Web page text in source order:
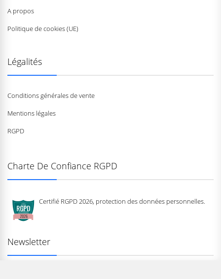
A propos
Politique de cookies (UE)
Légalités
Conditions générales de vente
Mentions légales
RGPD
Charte De Confiance RGPD
Certifié RGPD 2026, protection des données personnelles.
Newsletter